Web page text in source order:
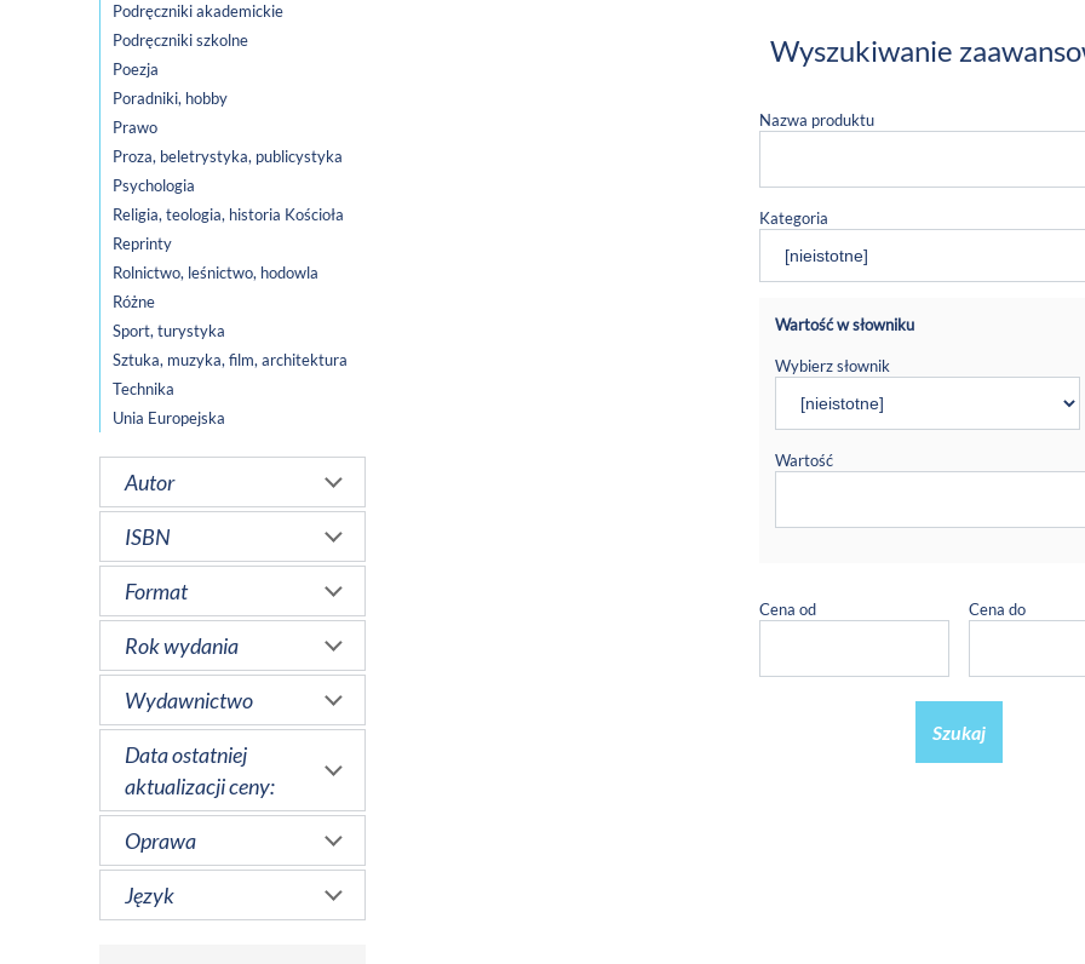
Podręczniki akademickie
Podręczniki szkolne
Poezja
Poradniki, hobby
Prawo
Proza, beletrystyka, publicystyka
Psychologia
Religia, teologia, historia Kościoła
Reprinty
Rolnictwo, leśnictwo, hodowla
Różne
Sport, turystyka
Sztuka, muzyka, film, architektura
Technika
Unia Europejska
Autor
ISBN
Format
Rok wydania
Wydawnictwo
Data ostatniej
aktualizacji ceny:
Oprawa
Język
Wyszukiwanie
Nazwa produktu
Kategoria
Wartość w słowniku
Wybierz słownik
Wartość
Cena od Cena do
Szukaj